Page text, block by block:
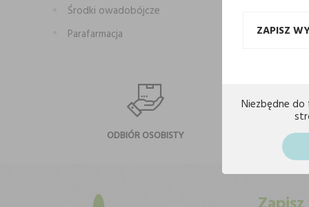
Środki owadobójcze
Parafarmacja
ODBIÓR OSOBISTY
ZAPISZ
Niezbędne do